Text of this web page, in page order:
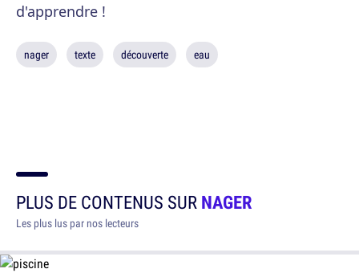
d'apprendre !
nager texte découverte eau
PLUS DE CONTENUS SURNAGER
Les plus lus par nos lecteurs